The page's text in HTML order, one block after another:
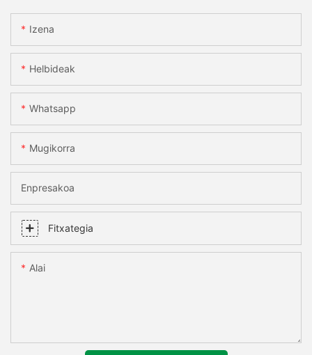
Izena
Helbideak
Whatsapp
Mugikorra
Enpresakoa
Fitxategia
Alai